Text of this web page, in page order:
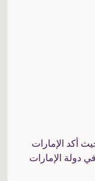
المالية خلال عام 2023، حيث أكد الإمارات
دولة الإمارات